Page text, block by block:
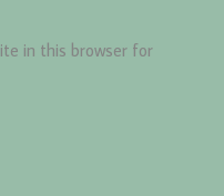
in this browser for